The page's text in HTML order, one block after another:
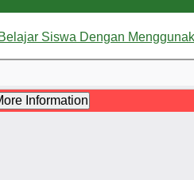
Siswa Dengan